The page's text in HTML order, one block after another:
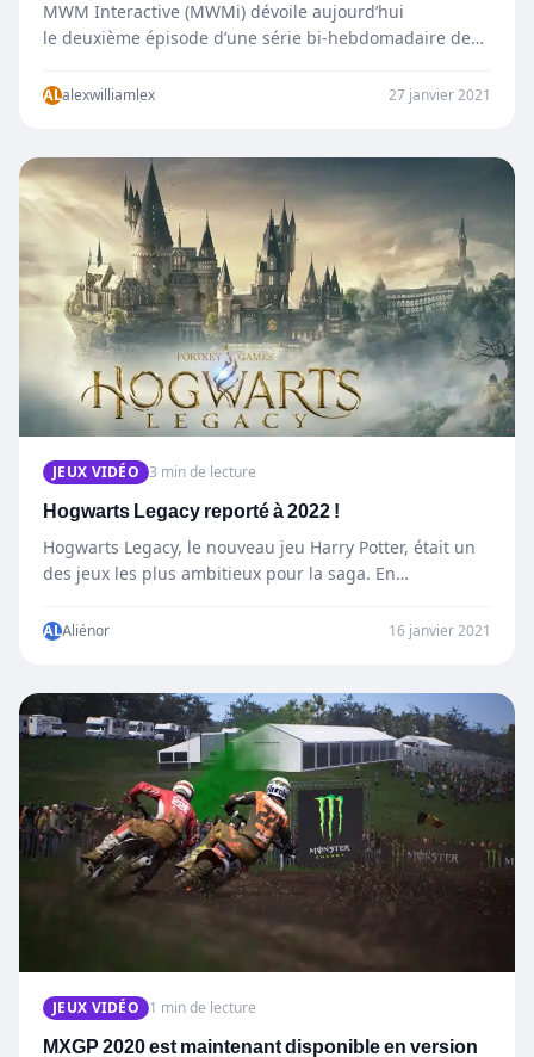
MWM Interactive (MWMi) dévoile aujourd’hui
le deuxième épisode d’une série bi-hebdomadaire de
aventure Mundaun de Hidden Fields, un studio
ALalexwilliamlex 27 janvier 2021
JEUX VIDÉO 3 min de lecture
Hogwarts Legacy reporté à 2022 !
Hogwarts Legacy, le nouveau jeu Harry Potter, était un
des jeux les plus ambitieux pour la saga. En…
ALAliénor 16 janvier 2021
JEUX VIDÉO 1 min de lecture
MXGP 2020 est maintenant disponible en version